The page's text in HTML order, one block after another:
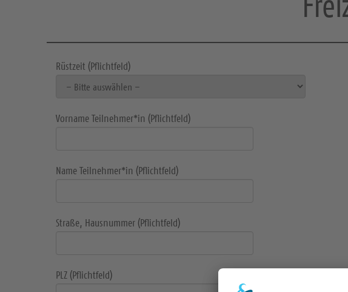
Rüstzeit (Pflichtfeld)
Vorname Teilnehmer*in (Pflichtfeld)
Name Teilnehmer*in (Pflichtfeld)
Straße, Hausnummer (Pflichtfeld)
PLZ (Pflichtfeld)